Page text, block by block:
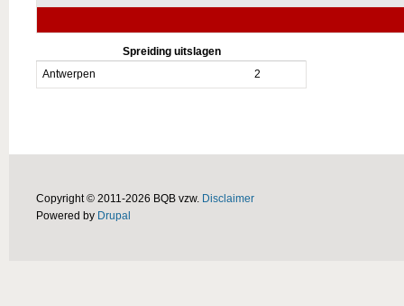
Spreiding uitslagen
Antwerpen
2
Copyright © 2011-2026 BQB vzw. Disclaimer
Powered by Drupal